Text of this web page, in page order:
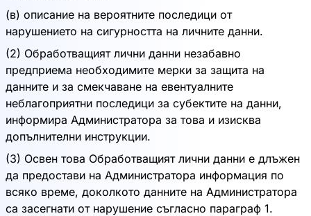
(в) описание на вероятните последици от
нарушението на сигурността на личните данни.
(2) Обработващият лични данни незабавно
предприема необходимите мерки за защита на
данните и за смекчаване на евентуалните
неблагоприятни последици за субектите на данни,
информира Администратора за това и изисква
допълнителни инструкции.
(3) Освен това Обработващият лични данни е длъжен
да предостави на Администратора информация по
всяко време, доколкото данните на Администратора
са засегнати от нарушение съгласно параграф 1.